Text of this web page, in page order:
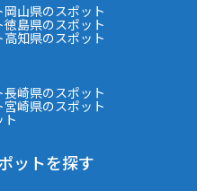
岡山県のスポット
徳島県のスポット
高知県のスポット
長崎県のスポット
宮崎県のスポット
ットを探す